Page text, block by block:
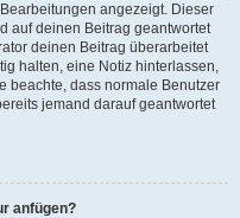
angezeigt. Dieser
auf deinen Beitrag geantwortet
deinen Beitrag überarbeitet
halten, eine Notiz hinterlassen,
beachte, dass normale Benutzer
jemand darauf geantwortet
anfügen?